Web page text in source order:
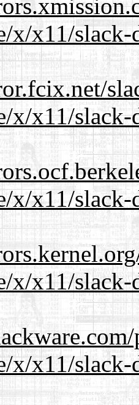
x/x11/
x/x11/
x/x11/
x/x11/
x/x11/